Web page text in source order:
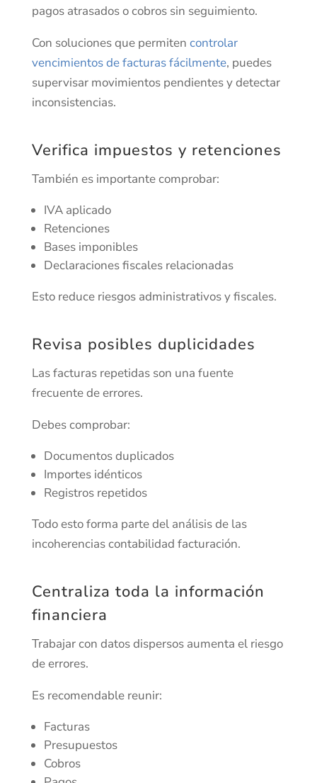
pagos atrasados o cobros sin seguimiento.
Con soluciones que permiten controlar
vencimientos de facturas fácilmente, puedes
supervisar movimientos pendientes y detectar
inconsistencias.
Verifica impuestos y retenciones
También es importante comprobar:
IVA aplicado
Retenciones
Bases imponibles
Declaraciones fiscales relacionadas
Esto reduce riesgos administrativos y fiscales.
Revisa posibles duplicidades
Las facturas repetidas son una fuente
frecuente de errores.
Debes comprobar:
Documentos duplicados
Importes idénticos
Registros repetidos
Todo esto forma parte del análisis de las
incoherencias contabilidad facturación.
Centraliza toda la información
financiera
Trabajar con datos dispersos aumenta el riesgo
de errores.
Es recomendable reunir:
Facturas
Presupuestos
Cobros